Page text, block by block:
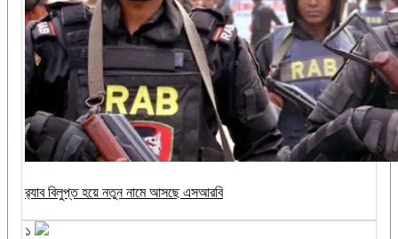
র‍্যাব বিলুপ্ত হয়ে নতুন নামে আসছে এসআরবি
১